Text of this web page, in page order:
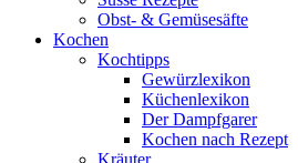
Obst- & Gemüsesäfte
Kochen
Kochtipps
Gewürzlexikon
Küchenlexikon
Der Dampfgarer
Kochen nach Rezept
Kräuter